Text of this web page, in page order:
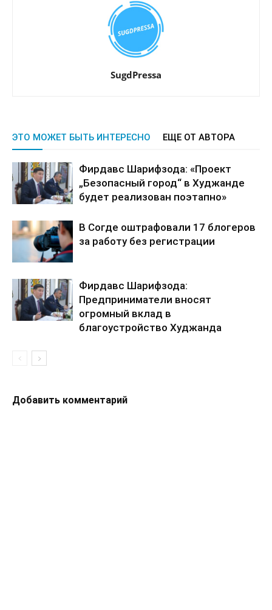
SugdPressa
ЭТО МОЖЕТ БЫТЬ ИНТЕРЕСНО ЕЩЕ ОТ АВТОРА
Фирдавс Шарифзода: «Проект
„Безопасный город“ в Худжанде
будет реализован поэтапно»
В Согде оштрафовали 17 блогеров
за работу без регистрации
Фирдавс Шарифзода:
Предприниматели вносят
огромный вклад в
благоустройство Худжанда
Добавить комментарий